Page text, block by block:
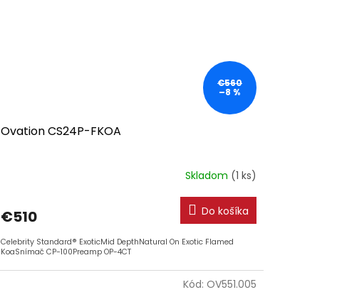
€560
–8 %
Ovation CS24P-FKOA
Skladom (1 ks)
€510 Do košíka
Celebrity Standard® ExoticMid DepthNatural On Exotic Flamed
KoaSnímač CP-100Preamp OP-4CT
Kód: OV551.005